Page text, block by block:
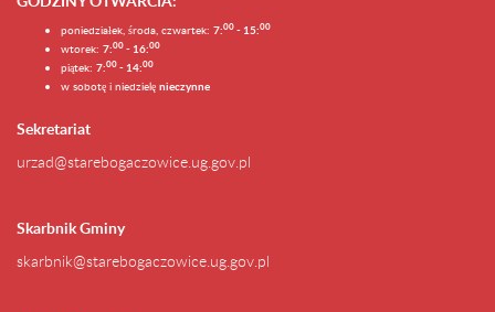
poniedziałek, środa, czwartek: 7:00 - 15:00
wtorek: 7:00 - 16:00
piątek: 7:00 - 14:00
w sobotę i niedzielę nieczynne
Sekretariat
urzad@starebogaczowice.ug.gov.pl
Skarbnik Gminy
skarbnik@starebogaczowice.ug.gov.pl